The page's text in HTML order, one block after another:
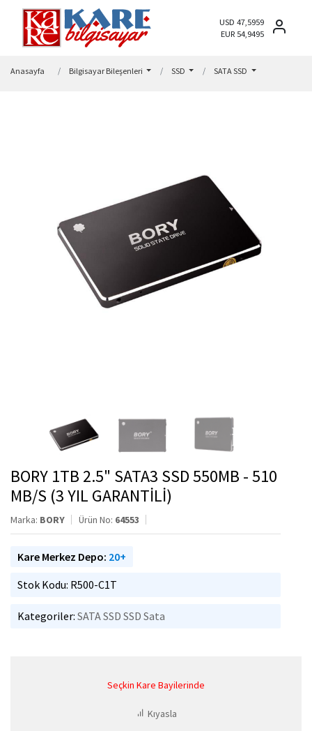
USD 47,5959
EUR 54,9495
Anasayfa Bilgisayar Bileşenleri SSD SATA SSD
BORY 1TB 2.5" SATA3 SSD 550MB - 510
MB/S (3 YIL GARANTİLİ)
Marka: BORY Ürün No: 64553
Kare Merkez Depo: 20+
Stok Kodu: R500-C1T
Kategoriler: SATA SSD SSD Sata
Seçkin Kare Bayilerinde
Kıyasla